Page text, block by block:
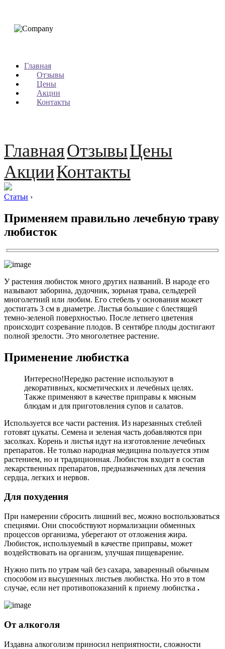
Главная
Отзывы
Цены
Акции
Контакты
ГлавнаяОтзывыЦены
АкцииКонтакты
Статьи ›
Применяем правильно лечебную траву
любисток
У растения любисток много других названий. В народе его
называют заборина, дудочник, зорьная трава, сельдерей
многолетний или любим. Его стебель у основания может
достигать 3 см в диаметре. Листья большие с блестящей
темно-зеленой поверхностью. После летнего цветения
происходит созревание плодов. В сентябре плоды достигают
полной зрелости. Это многолетнее растение.
Применение любистка
Интересно!Нередко растение используют в
декоративных, косметических и лечебных целях.
Также применяют в качестве приправы к мясным
блюдам и для приготовления супов и салатов.
Используется все части растения. Из нарезанных стеблей
готовят цукаты. Семена и зеленая часть добавляются при
засолках. Корень и листья идут на изготовление лечебных
препаратов. Не только народная медицина пользуется этим
растением, но и традиционная. Любисток входит в состав
лекарственных препаратов, предназначенных для лечения
сердца, легких и нервов.
Для похудения
При намерении сбросить лишний вес, можно воспользоваться
специями. Они способствуют нормализации обменных
процессов организма, уберегают от отложения жира.
Любисток, используемый в качестве приправы, может
воздействовать на организм, улучшая пищеварение.
Нужно пить по утрам чай без сахара, заваренный обычным
способом из высушенных листьев любистка. Но это в том
случае, если нет противопоказаний к приему любистка .
От алкоголя
Издавна алкоголизм приносил неприятности, сложности